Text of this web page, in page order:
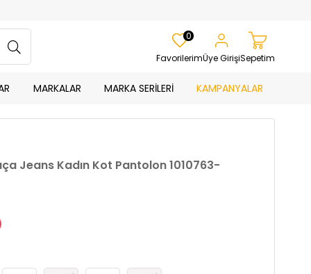
Favorilerim
0
Üye GirişiSepetim
MARKALAR MARKA SERİLERİ KAMPANYALAR
Jeans Kadın Kot Pantolon 1010763-